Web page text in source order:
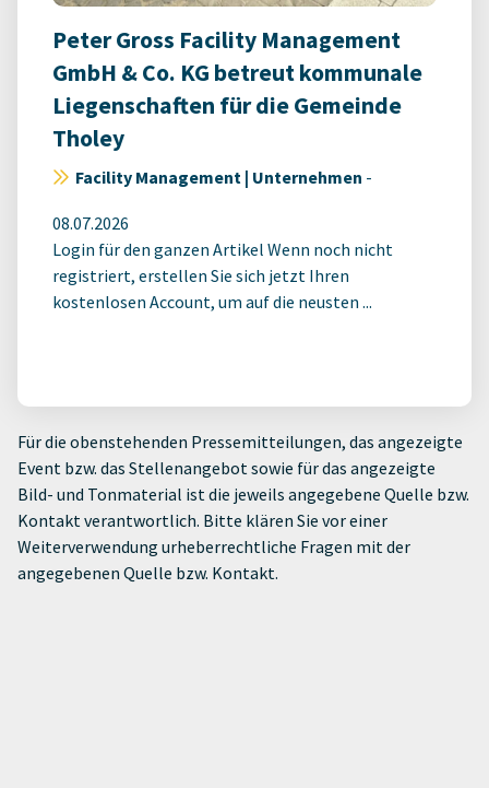
Peter Gross Facility Management
GmbH & Co. KG betreut kommunale
Liegenschaften für die Gemeinde
Tholey
Facility Management | Unternehmen -
08.07.2026
Login für den ganzen Artikel Wenn noch nicht
registriert, erstellen Sie sich jetzt Ihren
kostenlosen Account, um auf die neusten ...
Für die obenstehenden Pressemitteilungen, das angezeigte
Event bzw. das Stellenangebot sowie für das angezeigte
Bild- und Tonmaterial ist die jeweils angegebene Quelle bzw.
Kontakt verantwortlich. Bitte klären Sie vor einer
Weiterverwendung urheberrechtliche Fragen mit der
angegebenen Quelle bzw. Kontakt.